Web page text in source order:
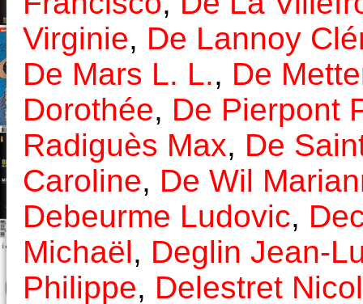
Virginie, De Lannoy
De Mars L. L., De
Dorothée, De Pierpont
Radiguès Max, De
Caroline, De Wil
Debeurme Ludovic,
Michaël, Deglin Jean-
Philippe, Delestret